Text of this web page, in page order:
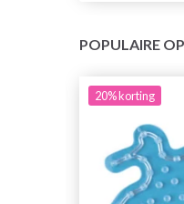
POPULAIRE
20%korting